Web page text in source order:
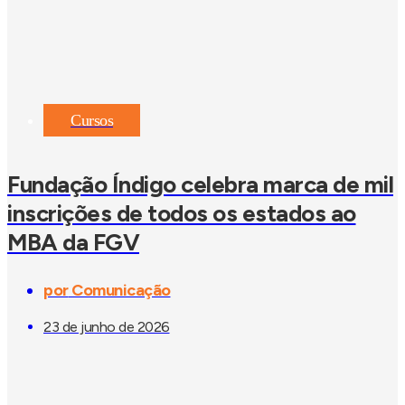
Cursos
Fundação Índigo celebra marca de mil
inscrições de todos os estados ao
MBA da FGV
porComunicação
23 de junho de 2026